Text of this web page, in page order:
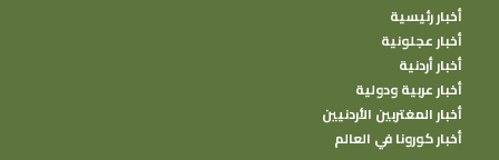
أخبار رئيسية
أخبار عجلونية
أخبار أردنية
أخبار عربية ودولية
أخبار المغتربين الأردنيين
أخبار كورونا في العالم